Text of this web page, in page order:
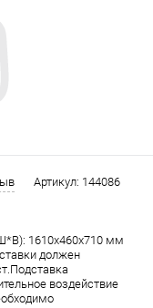
Артикул: 144086
1610x460x710 мм
должен
воздействие